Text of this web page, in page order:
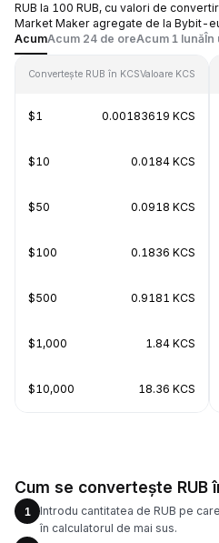
RUB la 100 RUB, cu valori de
Market Maker agregate de la Bybit-
AcumAcum 24 de oreAcum 1 lunăÎn
Convertește RUB în KCSValoare KCS
$1 0.00183619 KCS
$10 0.0184 KCS
$50 0.0918 KCS
$100 0.1836 KCS
$500 0.9181 KCS
$1,000 1.84 KCS
$10,000 18.36 KCS
Cum se convertește RUB
1
Introdu cantitatea de RUB pe
în calculatorul de mai sus.